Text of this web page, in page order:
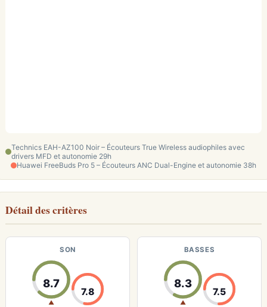
Technics EAH-AZ100 Noir – Écouteurs True Wireless audiophiles avec
drivers MFD et autonomie 29h
Huawei FreeBuds Pro 5 – Écouteurs ANC Dual-Engine et autonomie 38h
Détail des critères
SON
8.7
▲
7.8
BASSES
8.3
▲
7.5